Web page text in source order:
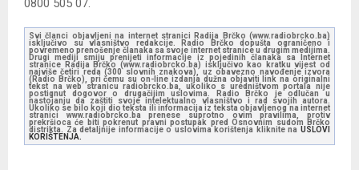
0800 505 07.
Svi članci objavljeni na internet stranici Radija Brčko (www.radiobrcko.ba)
isključivo su vlasništvo redakcije. Radio Brčko dopušta ograničeno i
povremeno prenošenje članaka sa svoje internet stranice u drugim medijima.
Drugi mediji smiju prenijeti informacije iz pojedinih članaka sa Internet
stranice Radija Brčko (www.radiobrcko.ba) isključivo kao kratku vijest od
najviše četiri reda (300 slovnih znakova), uz obavezno navođenje izvora
(Radio Brčko), pri čemu su on-line izdanja dužna objaviti link na originalni
tekst na web stranicu radiobrcko.ba, ukoliko s uredništvom portala nije
postignut dogovor o drugačijim uslovima. Radio Brčko je odlučan u
nastojanju da zaštiti svoje intelektualno vlasništvo i rad svojih autora.
Ukoliko se bilo koji dio teksta ili informacija iz teksta objavljenog na internet
stranici www.radiobrcko.ba prenese suprotno ovim pravilima, protiv
prekršioca će biti pokrenut pravni postupak pred Osnovnim sudom Brčko
distrikta. Za detaljnije informacije o uslovima korištenja kliknite na USLOVI
KORIŠTENJA.